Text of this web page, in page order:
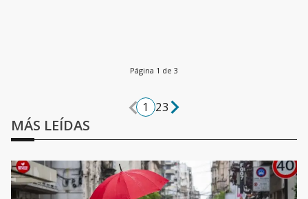
Página 1 de 3
1 23
MÁS LEÍDAS